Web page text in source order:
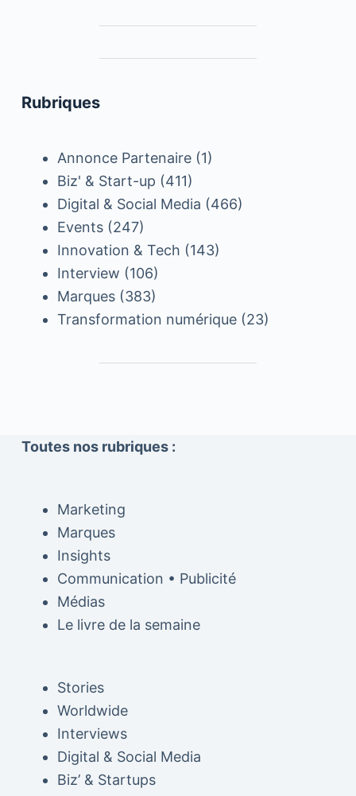
Rubriques
Annonce Partenaire(1)
Biz' & Start-up (411)
Digital & Social Media (466)
Events(247)
Innovation & Tech (143)
Interview (106)
Marques(383)
Transformation numérique(23)
Toutes nos rubriques :
Marketing
Marques
Insights
Communication • Publicité
Médias
Le livre de la semaine
Stories
Worldwide
Interviews
Digital & Social Media
Biz’ & Startups